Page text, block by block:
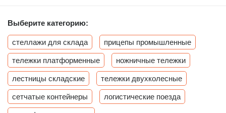
Выберите категорию:
стеллажи для склада прицепы промышленные
тележки платформенные ножничные тележки
лестницы складские тележки двухколесные
сетчатые контейнеры логистические поезда